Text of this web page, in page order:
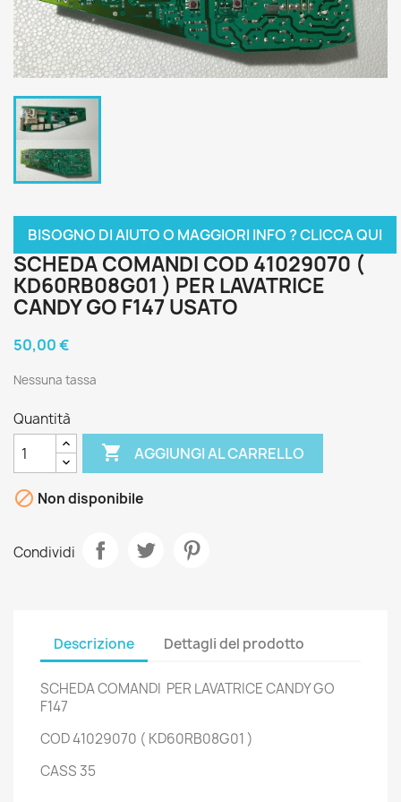
BISOGNO DI AIUTO O MAGGIORI INFO ? CLICCA QUI
SCHEDA COMANDI COD 41029070 (
KD60RB08G01 ) PER LAVATRICE
CANDY GO F147 USATO
50,00 €
Nessuna tassa
Quantità
 AGGIUNGI AL CARRELLO
 Non disponibile
Condividi
Descrizione Dettagli del prodotto
SCHEDA COMANDI PER LAVATRICE CANDY GO
F147
COD 41029070 ( KD60RB08G01 )
CASS 35